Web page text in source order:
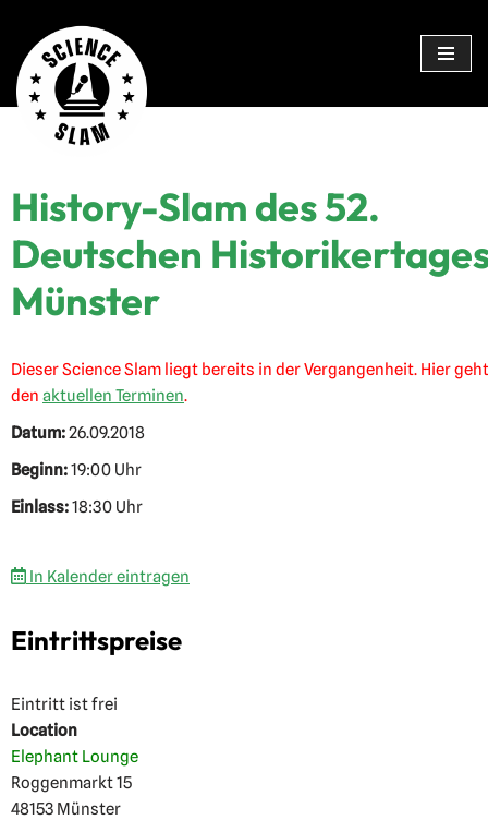
Zum
Inhalt
springen
History-Slam des 52.
Deutschen
Münster
Dieser Science Slam liegt bereits in der Vergangenheit. Hier
den aktuellen Terminen.
Datum:26.09.2018
Beginn:19:00 Uhr
Einlass:18:30 Uhr
In Kalender eintragen
Eintrittspreise
Eintritt ist frei
Location
Elephant Lounge
Roggenmarkt 15
48153 Münster